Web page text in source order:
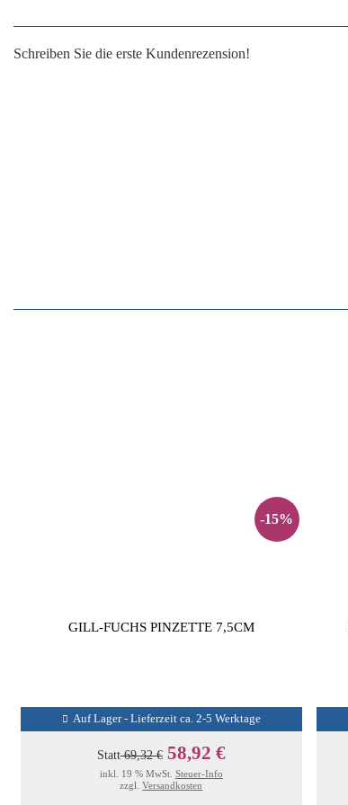
Schreiben Sie die erste Kundenrezension!
-15%
GILL-FUCHS PINZETTE 7,5CM
Auf Lager - Lieferzeit ca. 2-5 Werktage
Statt69,32 € 58,92 €
inkl. 19 % MwSt. Steuer-Info
zzgl.Versandkosten